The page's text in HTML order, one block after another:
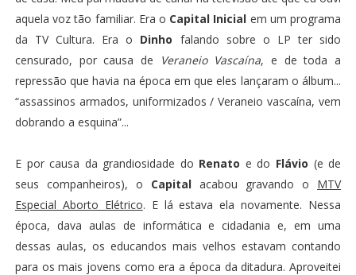
aquela voz tão familiar. Era o Capital Inicial em um programa
da TV Cultura. Era o Dinho falando sobre o LP ter sido
censurado, por causa de
Veraneio Vascaína, e de toda a
repressão que havia na época em que eles lançaram o álbum...
“assassinos armados, uniformizados / Veraneio vascaína, vem
dobrando a esquina”...
E por causa da grandiosidade do Renato e do Flávio (e de
seus companheiros), o Capital acabou gravando o MTV
Especial Aborto Elétrico. E lá estava ela novamente. Nessa
época, dava aulas de informática e cidadania e, em uma
dessas aulas, os educandos mais velhos estavam contando
para os mais jovens como era a época da ditadura. Aproveitei